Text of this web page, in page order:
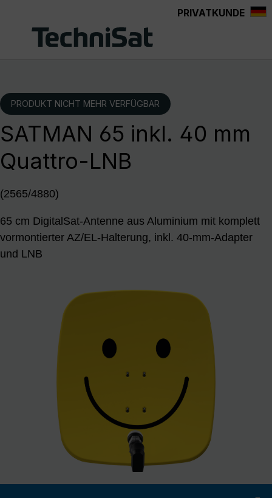
PRIVATKUNDE
PRODUKT NICHT MEHR VERFÜGBAR
SATMAN 65 inkl. 40 mm
Quattro-LNB
(2565/4880)
65 cm DigitalSat-Antenne aus Aluminium mit komplett
vormontierter AZ/EL-Halterung, inkl. 40-mm-Adapter
und LNB